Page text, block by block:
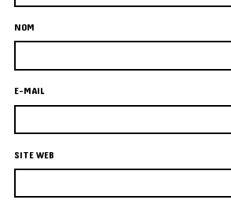
NOM
E-MAIL
SITE WEB